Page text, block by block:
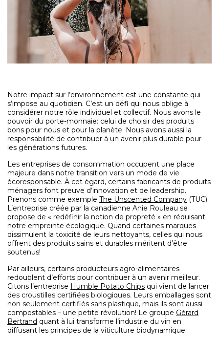
Notre impact sur l’environnement est une constante qui
s’impose au quotidien. C’est un défi qui nous oblige à
considérer notre rôle individuel et collectif. Nous avons le
pouvoir du porte-monnaie: celui de choisir des produits
bons pour nous et pour la planète. Nous avons aussi la
responsabilité de contribuer à un avenir plus durable pour
les générations futures.
Les entreprises de consommation occupent une place
majeure dans notre transition vers un mode de vie
écoresponsable. À cet égard, certains fabricants de produits
ménagers font preuve d’innovation et de leadership.
Prenons comme exemple The Unscented Company (TUC).
L’entreprise créée par la canadienne Anie Rouleau se
propose de « redéfinir la notion de propreté » en réduisant
notre empreinte écologique. Quand certaines marques
dissimulent la toxicité de leurs nettoyants, celles qui nous
offrent des produits sains et durables méritent d’être
soutenus!
Par ailleurs, certains producteurs agro-alimentaires
redoublent d’efforts pour contribuer à un avenir meilleur.
Citons l’entreprise Humble Potato Chips qui vient de lancer
des croustilles certifiées biologiques. Leurs emballages sont
non seulement certifiés sans plastique, mais ils sont aussi
compostables – une petite révolution! Le groupe Gérard
Bertrand quant à lui transforme l’industrie du vin en
diffusant les principes de la viticulture biodynamique.